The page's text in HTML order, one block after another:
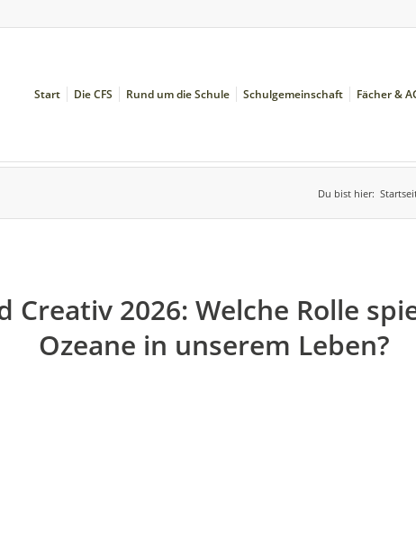
Start Die CFS Rund um die Schule Schulgemeinschaft Fächer &
Du bist hier:
Creativ 2026: Welche Rolle
Ozeane in unserem Leben?